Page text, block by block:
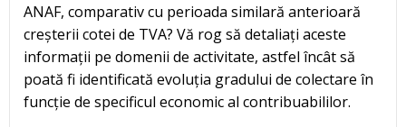
ANAF, comparativ cu perioada similară anterioară
creșterii cotei de TVA? Vă rog să detaliați aceste
informații pe domenii de activitate, astfel încât să
poată fi identificată evoluția gradului de colectare în
funcție de specificul economic al contribuabililor.